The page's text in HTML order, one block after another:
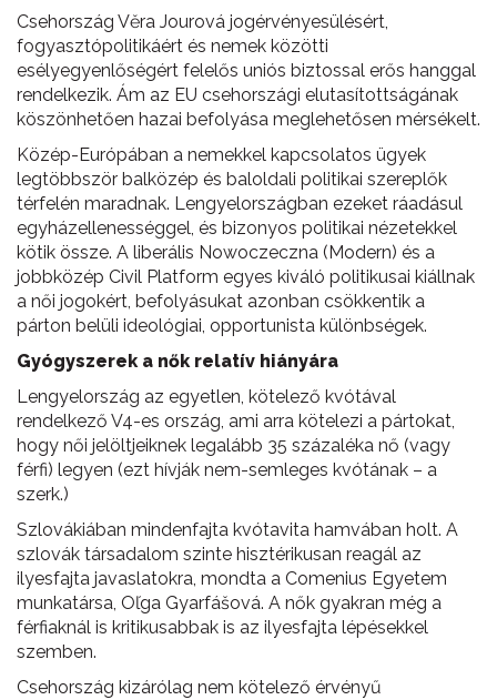
Csehország Věra Jourová jogérvényesülésért,
fogyasztópolitikáért és nemek közötti
esélyegyenlőségért felelős uniós biztossal erős hanggal
rendelkezik. Ám az EU csehországi elutasítottságának
köszönhetően hazai befolyása meglehetősen mérsékelt.
Közép-Európában a nemekkel kapcsolatos ügyek
legtöbbször balközép és baloldali politikai szereplők
térfelén maradnak. Lengyelországban ezeket ráadásul
egyházellenességgel, és bizonyos politikai nézetekkel
kötik össze. A liberális Nowoczeczna (Modern) és a
jobbközép Civil Platform egyes kiváló politikusai kiállnak
a női jogokért, befolyásukat azonban csökkentik a
párton belüli ideológiai, opportunista különbségek.
Gyógyszerek a nők relatív hiányára
Lengyelország az egyetlen, kötelező kvótával
rendelkező V4-es ország, ami arra kötelezi a pártokat,
hogy női jelöltjeiknek legalább 35 százaléka nő (vagy
férfi) legyen (ezt hívják nem-semleges kvótának – a
szerk.)
Szlovákiában mindenfajta kvótavita hamvában holt. A
szlovák társadalom szinte hisztérikusan reagál az
ilyesfajta javaslatokra, mondta a Comenius Egyetem
munkatársa, Oľga Gyarfášová. A nők gyakran még a
férfiaknál is kritikusabbak is az ilyesfajta lépésekkel
szemben.
Csehország kizárólag nem kötelező érvényű